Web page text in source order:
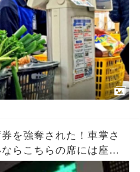
を強奪された！車掌さ
らこちらの席には座ら
に奪われたんですけ